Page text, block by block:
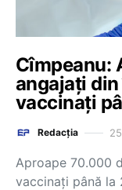
Cîmpeanu:
angajați
vaccinați
Redacția
Aproape 70.000
vaccinați până la